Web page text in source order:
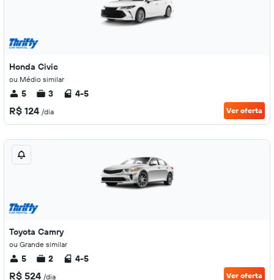
Honda Civic
ou Médio similar
5 3 4-5
R$ 124 /dia Ver oferta
Toyota Camry
ou Grande similar
5 2 4-5
R$ 524 /dia Ver oferta